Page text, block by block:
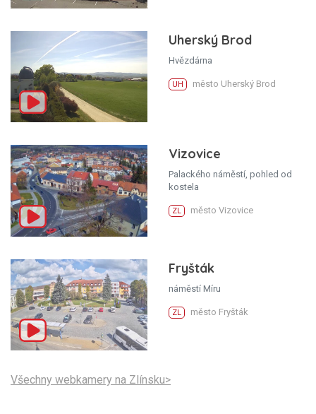
Uherský Brod
Hvězdárna
UH město Uherský Brod
Vizovice
Palackého náměstí, pohled od
kostela
ZL město Vizovice
Fryšták
náměstí Míru
ZL město Fryšták
Všechny webkamery na Zlínsku>